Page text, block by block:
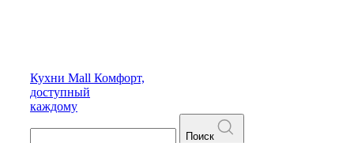
Кухни Mall Комфорт,
доступный
каждому
Поиск